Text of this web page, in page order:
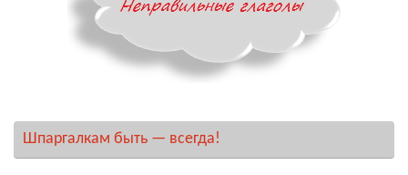
Шпаргалкам быть — всегда!